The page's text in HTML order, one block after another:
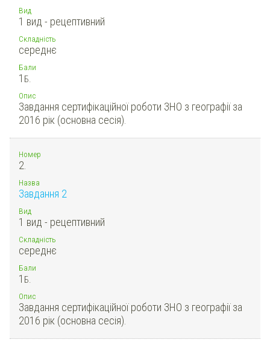
Вид
1 вид - рецептивний
Складність
середнє
Бали
1 Б.
Опис
Завдання сертифікаційної роботи ЗНО з географії за
2016 рік (основна сесія).
Номер
2.
Назва
Завдання 2
Вид
1 вид - рецептивний
Складність
середнє
Бали
1 Б.
Опис
Завдання сертифікаційної роботи ЗНО з географії за
2016 рік (основна сесія).